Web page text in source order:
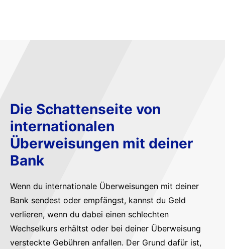
Die Schattenseite von
internationalen
Überweisungen mit deiner
Bank
Wenn du internationale Überweisungen mit deiner
Bank sendest oder empfängst, kannst du Geld
verlieren, wenn du dabei einen schlechten
Wechselkurs erhältst oder bei deiner Überweisung
versteckte Gebühren anfallen. Der Grund dafür ist,